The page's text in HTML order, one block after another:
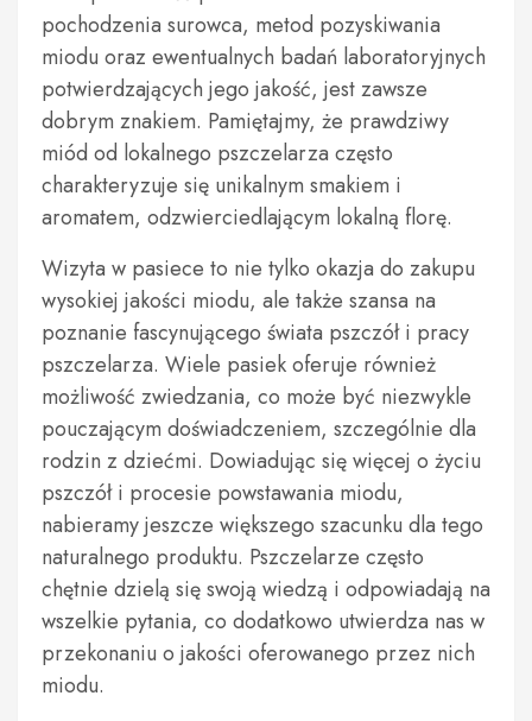
pochodzenia surowca, metod pozyskiwania
miodu oraz ewentualnych badań laboratoryjnych
potwierdzających jego jakość, jest zawsze
dobrym znakiem. Pamiętajmy, że prawdziwy
miód od lokalnego pszczelarza często
charakteryzuje się unikalnym smakiem i
aromatem, odzwierciedlającym lokalną florę.
Wizyta w pasiece to nie tylko okazja do zakupu
wysokiej jakości miodu, ale także szansa na
poznanie fascynującego świata pszczół i pracy
pszczelarza. Wiele pasiek oferuje również
możliwość zwiedzania, co może być niezwykle
pouczającym doświadczeniem, szczególnie dla
rodzin z dziećmi. Dowiadując się więcej o życiu
pszczół i procesie powstawania miodu,
nabieramy jeszcze większego szacunku dla tego
naturalnego produktu. Pszczelarze często
chętnie dzielą się swoją wiedzą i odpowiadają na
wszelkie pytania, co dodatkowo utwierdza nas w
przekonaniu o jakości oferowanego przez nich
miodu.